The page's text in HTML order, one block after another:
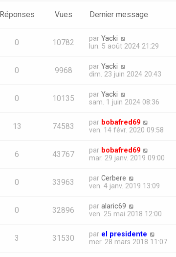
Réponses Vues Dernier message
0 10782 par Yacki
lun. 5 août 2024 21:29
0 9968 par Yacki
dim. 23 juin 2024 20:43
0 10135 par Yacki
sam. 1 juin 2024 08:36
13 74583 par bobafred69
ven. 14 févr. 2020 09:58
6 43767 par bobafred69
mar. 29 janv. 2019 09:00
0 33963 par Cerbere
ven. 4 janv. 2019 13:09
0 32896 par alaric69
ven. 25 mai 2018 12:00
3 31530 par el presidente
mer. 28 mars 2018 11:07